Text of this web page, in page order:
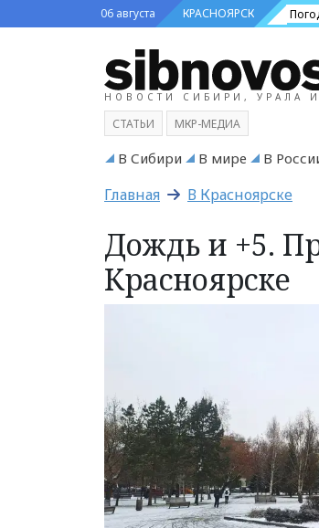
06 августа КРАСНОЯРСК
НОВОСТИ СИБИРИ, УРАЛА
СТАТЬИ МКР-МЕДИА
В Сибири В мире В
Главная В Красноярске
Дождь и +5.
Красноярске